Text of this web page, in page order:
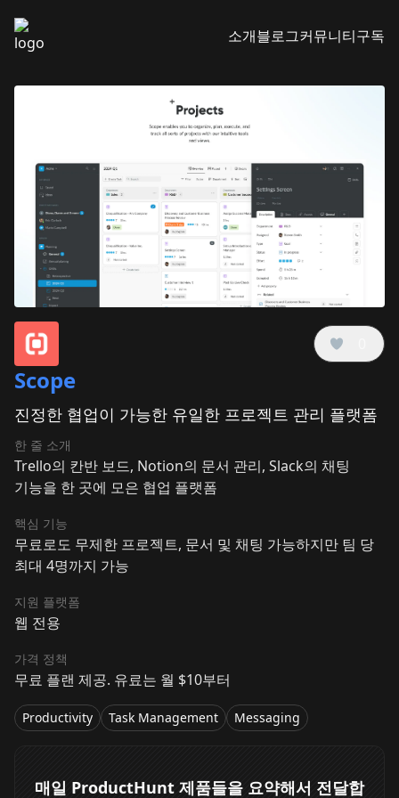
소개블로그커뮤니티구독
Scope
진정한 협업이 가능한 유일한 프로젝트 관리 플랫폼
한 줄 소개
Trello의 칸반 보드, Notion의 문서 관리, Slack의 채팅
기능을 한 곳에 모은 협업 플랫폼
핵심 기능
무료로도 무제한 프로젝트, 문서 및 채팅 가능하지만 팀 당
최대 4명까지 가능
지원 플랫폼
웹 전용
가격 정책
무료 플랜 제공. 유료는 월 $10부터
Productivity Task Management Messaging
매일 ProductHunt 제품들을 요약해서 전달합